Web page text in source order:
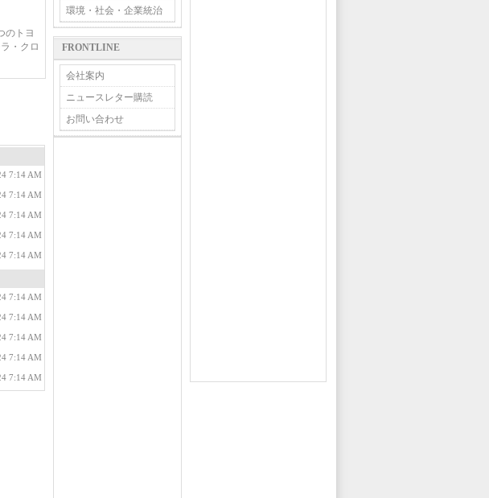
のトヨ
・クロ
7:14 AM
7:14 AM
7:14 AM
7:14 AM
7:14 AM
7:14 AM
7:14 AM
7:14 AM
7:14 AM
7:14 AM
環境・社会・企業統治
FRONTLINE
会社案内
ニュースレター購読
お問い合わせ